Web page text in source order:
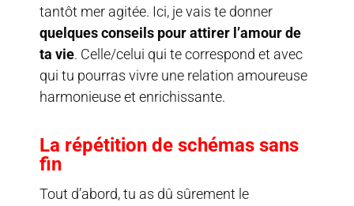
tantôt mer agitée. Ici, je vais te donner
quelques conseils pour attirer l’amour de
ta vie. Celle/celui qui te correspond et avec
qui tu pourras vivre une relation amoureuse
harmonieuse etenrichissante.
La répétition de schémas sans
fin
Tout d’abord, tu as dû sûrement le